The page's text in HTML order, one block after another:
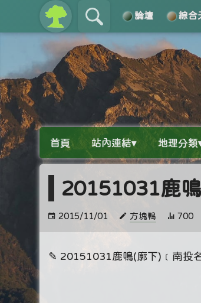
論壇 綜合
關於 導覽
首頁 站內連結▾ 地理分類
20151031鹿
2015/11/01 方塊鴨 700
✎ 20151031鹿鳴(廓下)﹝南投